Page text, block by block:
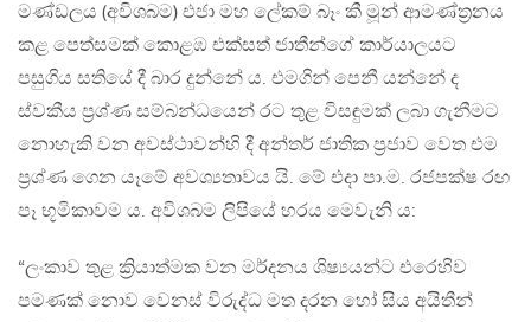
මණ්ඩලය (අවිශබම) එජා මහ ලේකම් බෑං කී මූන් ආමණ්ත්‍රනය
කළ පෙත්සමක් කොළඹ එක්සත් ජාතීන්ගේ කාර්යාලයට
පසුගිය සතියේ දී බාර දුන්නේ ය. එමගින් පෙනී යන්නේ ද
ස්වකීය ප්‍රශ්ණ සම්බන්ධයෙන් රට තුළ විසඳුමක් ලබා ගැනීමට
නොහැකි වන අවස්ථාවන්හි දී අන්තර් ජාතික ප්‍රජාව වෙත එම
ප්‍රශ්ණ ගෙන යෑමේ අවශ්‍යතාවය යි. මේ එදා පා.ම. රජපක්ෂ රඟ
පෑ භූමිකාවම ය. අවිශබම ලිපියේ හරය මෙවැනි ය:
“ලංකාව තුළ ක්‍රියාත්මක වන මර්දනය ශිෂ්‍යයන්ට එරෙහිව
පමණක් නොව වෙනස් විරුද්ධ මත දරන හෝ සිය අයිතීන්